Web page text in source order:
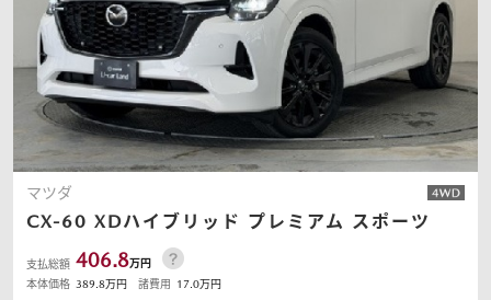
マツダ
CX-60 XDハイブリッド プレミアム スポーツ
支払総額 406.8万円
本体価格 389.8万円 諸費用 17.0万円